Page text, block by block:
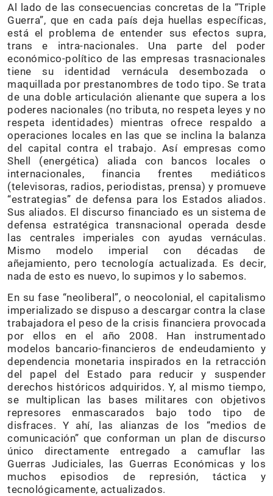
Al lado de las consecuencias concretas de la “Triple
Guerra”, que en cada país deja huellas específicas,
está el problema de entender sus efectos supra,
trans e intra-nacionales. Una parte del poder
económico-político de las empresas trasnacionales
tiene su identidad vernácula desembozada o
maquillada por prestanombres de todo tipo. Se trata
de una doble articulación alienante que supera a los
poderes nacionales (no tributa, no respeta leyes y no
respeta identidades) mientras ofrece respaldo a
operaciones locales en las que se inclina la balanza
del capital contra el trabajo. Así empresas como
Shell (energética) aliada con bancos locales o
internacionales, financia frentes mediáticos
(televisoras, radios, periodistas, prensa) y promueve
“estrategias” de defensa para los Estados aliados.
Sus aliados. El discurso financiado es un sistema de
defensa estratégica transnacional operada desde
las centrales imperiales con ayudas vernáculas.
Mismo modelo imperial con décadas de
añejamiento, pero tecnología actualizada. Es decir,
nada de esto es nuevo, lo supimos y lo sabemos.
En su fase “neoliberal”, o neocolonial, el capitalismo
imperializado se dispuso a descargar contra la clase
trabajadora el peso de la crisis financiera provocada
por ellos en el año 2008. Han instrumentado
modelos bancario-financieros de endeudamiento y
dependencia monetaria inspirados en la retracción
del papel del Estado para reducir y suspender
derechos históricos adquiridos. Y, al mismo tiempo,
se multiplican las bases militares con objetivos
represores enmascarados bajo todo tipo de
disfraces. Y ahí, las alianzas de los “medios de
comunicación” que conforman un plan de discurso
único directamente entregado a camuflar las
Guerras Judiciales, las Guerras Económicas y los
muchos episodios de represión, táctica y
tecnológicamente, actualizados.